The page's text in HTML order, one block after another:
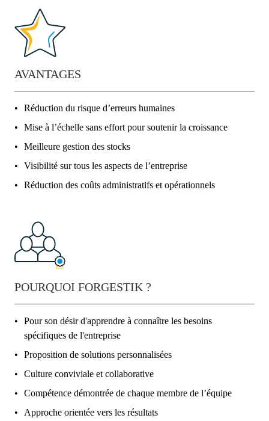
AVANTAGES
Réduction du risque d’erreurs humaines
Mise à l’échelle sans effort pour soutenir la croissance
Meilleure gestion des stocks
Visibilité sur tous les aspects de l’entreprise
Réduction des coûts administratifs et opérationnels
POURQUOI FORGESTIK ?
Pour son désir d'apprendre à connaître les besoins
spécifiques de l'entreprise
Proposition de solutions personnalisées
Culture conviviale et collaborative
Compétence démontrée de chaque membre de l’équipe
Approche orientée vers les résultats